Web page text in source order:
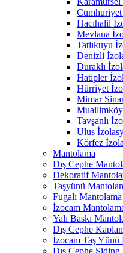
Hacıhalil
Mevlana
Tatlıkuyu
Denizli
Duraklı
Hatipler
Hürriyet
Mimar
Tavşanlı
Ulus
Körfez
Mantolama
Dış Cephe
Dekoratif
Taşyünü
Fugalı Mantolama
İzocam
Yalı Baskı
Dış Cephe
İzocam Taş Yünü